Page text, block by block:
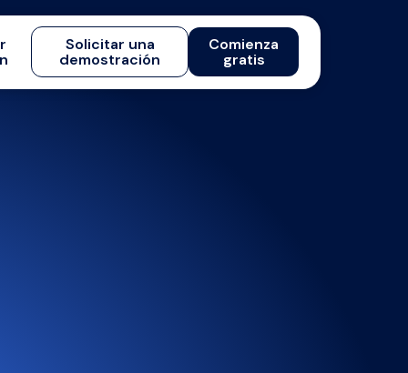
Solicitar una
demostración
Comienza
gratis